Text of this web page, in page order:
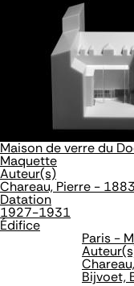
Maison de verre du
Maquette
Auteur(s)
Chareau, Pierre -
Datation
1927-1931
Édifice
Paris -
Bijvoet,